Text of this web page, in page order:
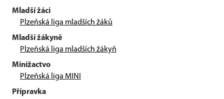
Mladší žáci
Plzeňská liga mladších žáků
Mladší žákyně
Plzeňská liga mladších žákyň
Minižactvo
Plzeňská liga MINI
Přípravka